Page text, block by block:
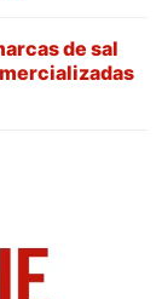
de sal